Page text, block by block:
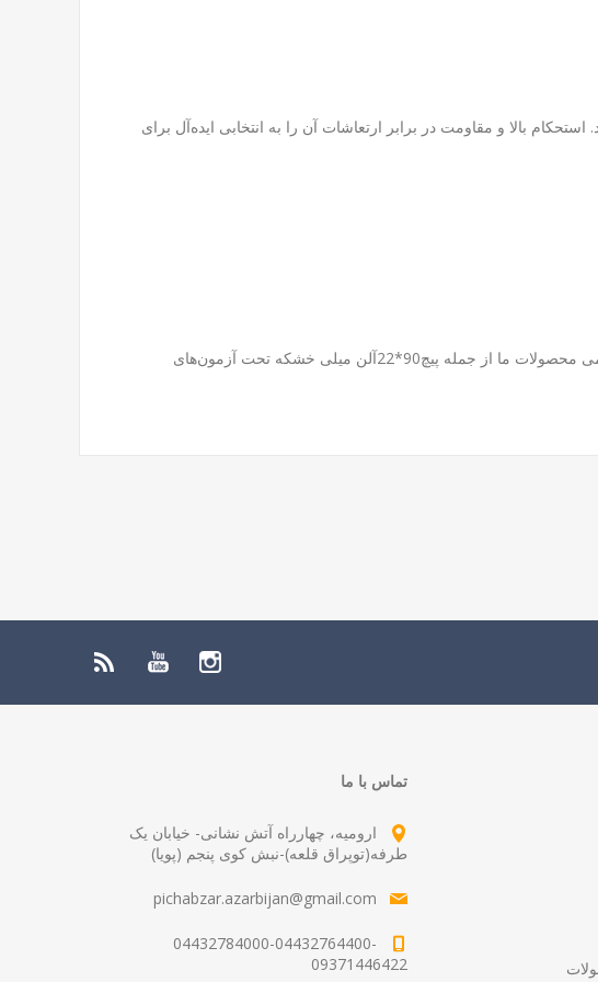
بالا و مقاومت در برابر ارتعاشات آن را به انتخابی ایده‌آل برای
با 20 سال سابقه در تولید و توزیع پیچ و مهره صنعتی، پویا تولز تضمین‌کننده اصالت، کیفیت و گارانتی محصولات است. تمامی محصولات ما از جمله پیچ90*22آلن میلی خشکه تحت آزمون‌های
تماس با ما
ارومیه، چهارراه آتش نشانی- خیابان یک
طرفه(توپراق قلعه)-نبش کوی پنجم (پویا)
pichabzar.azarbijan@gmail.com
04432784000-04432764400-
09371446422